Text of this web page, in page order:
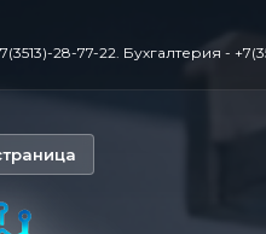
28-77-22. Бухгалтерия -